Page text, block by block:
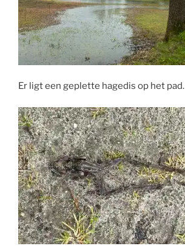
Er ligt een geplette hagedis op het pad.